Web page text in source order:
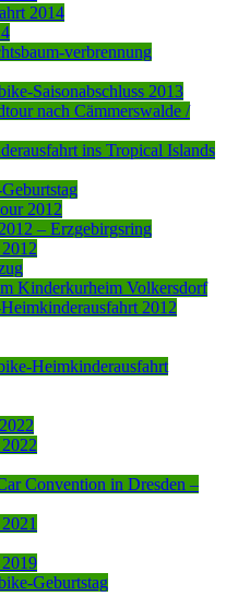
2014
verbrennung
Saisonabschluss 2013
nach Cämmerswalde /
ins Tropical Islands
2012
– Erzgebirgsring
Kinderkurheim Volkersdorf
2012
Heimkinderausfahrt
Convention in Dresden –
Geburtstag